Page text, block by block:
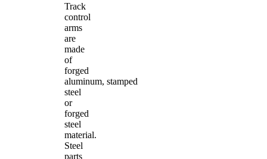
Track
control
arms
are
made
of
forged
aluminum, stamped
steel
or
forged
steel
material.
Steel
parts